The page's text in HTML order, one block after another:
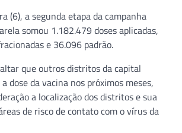
(6), a segunda etapa da campanha
somou 1.182.479 doses aplicadas,
e 36.096 padrão.
que outros distritos da capital
dose da vacina nos próximos meses,
a localização dos distritos e sua
de risco de contato com o vírus da